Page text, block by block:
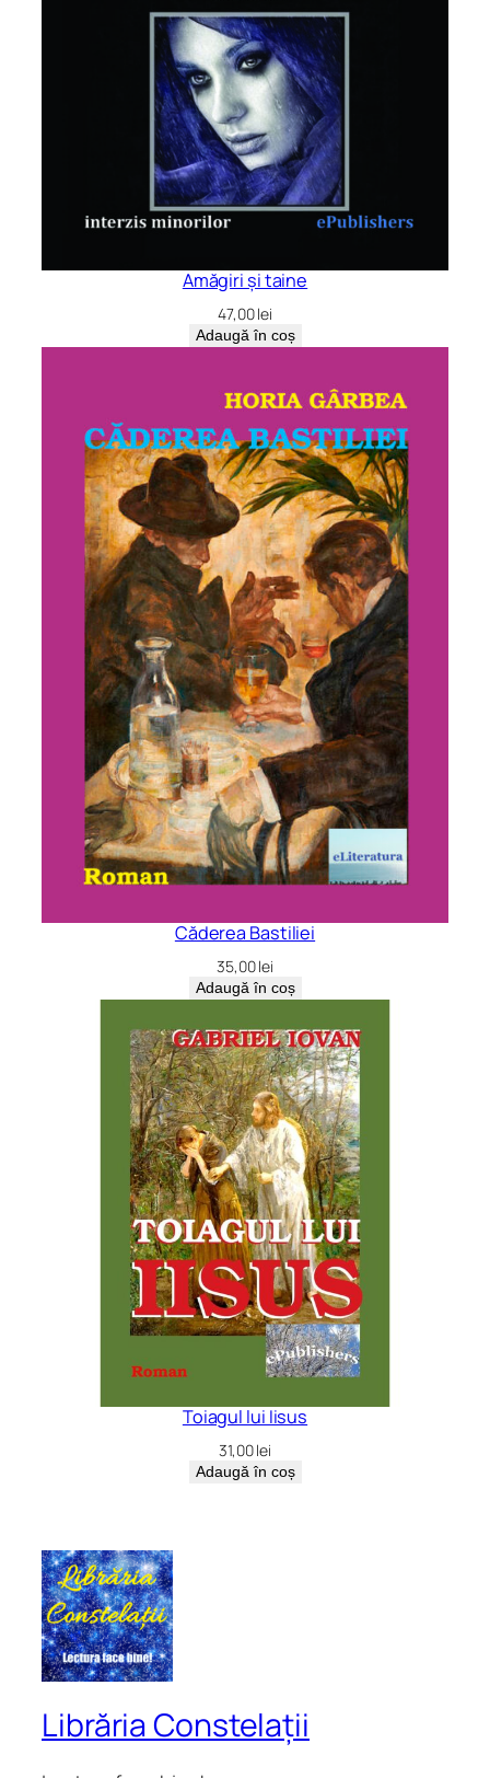
Amăgiri și taine
47,00lei
Adaugă în coș
Căderea Bastiliei
35,00lei
Adaugă în coș
Toiagul lui Iisus
31,00lei
Adaugă în coș
Librăria Constelații